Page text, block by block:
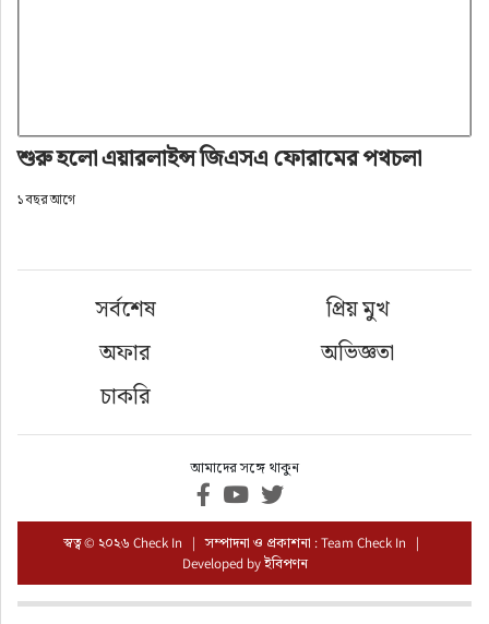
শুরু হলো এয়ারলাইন্স জিএসএ ফোরামের পথচলা
১ বছর আগে
সর্বশেষ
প্রিয় মুখ
অফার
অভিজ্ঞতা
চাকরি
আমাদের সঙ্গে থাকুন
স্বত্ব © ২০২৬ Check In | সম্পাদনা ও প্রকাশনা : Team Check In |
Developed byইবিপণন